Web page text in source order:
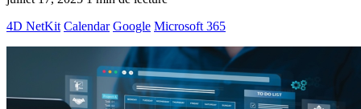
4D NetKit Calendar Google Microsoft 365